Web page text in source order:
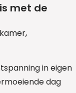
met de
,
in eigen
dag